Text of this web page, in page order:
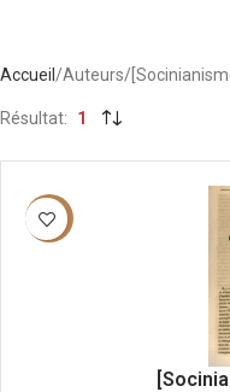
Accueil Auteurs
Résultat 1
-40%